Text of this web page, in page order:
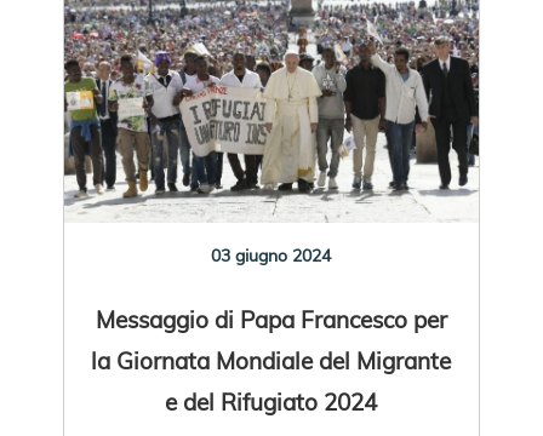
03 giugno 2024
Messaggio di Papa Francesco per
la Giornata Mondiale del Migrante
e del Rifugiato 2024